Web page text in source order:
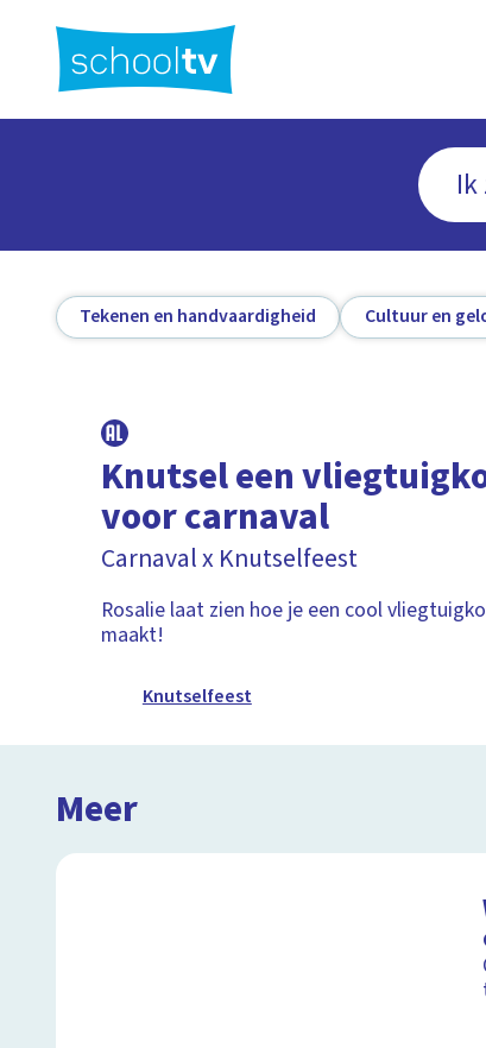
hoofdinhoud
Tekenen en handvaardigheid Cultuur en
Knutsel een
voor carnaval
Carnaval x Knutselfeest
Rosalie laat zien hoe je een cool
maakt!
Knutselfeest
Meer